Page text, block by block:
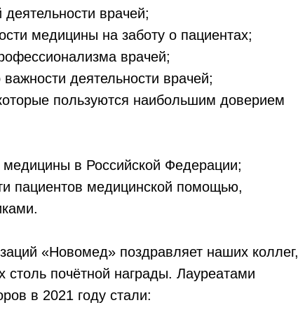
врачей;
медицины на заботу о пациентах;
врачей;
деятельности врачей;
пользуются наибольшим доверием
медицины в Российской Федерации;
пациентов медицинской помощью,
«Новомед» поздравляет наших коллег,
столь почётной награды. Лауреатами
в 2021 году стали: